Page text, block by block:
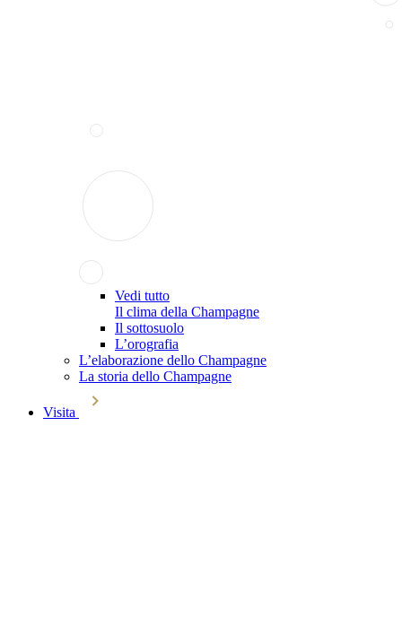
Vedi tutto
Il clima della Champagne
Il sottosuolo
L’orografia
L’elaborazione dello Champagne
La storia dello Champagne
Visita